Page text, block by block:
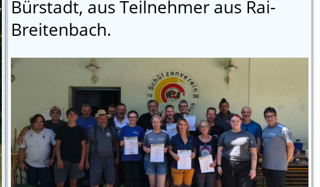
Bürstadt, aus Teilnehmer aus Rai-
Breitenbach.